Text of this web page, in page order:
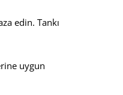
edin. Tankı
uygun